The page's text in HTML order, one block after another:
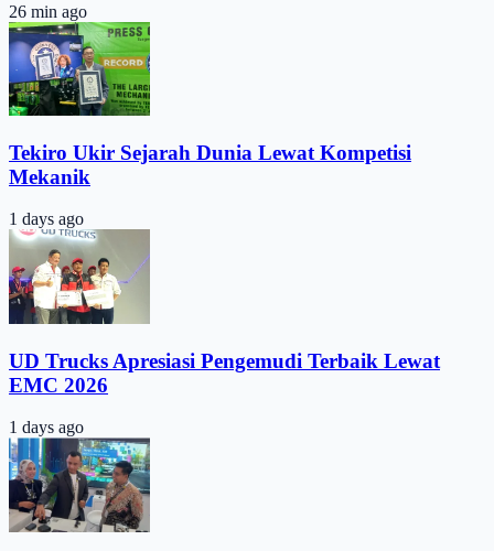
26 min ago
Tekiro Ukir Sejarah Dunia Lewat Kompetisi
Mekanik
1 days ago
UD Trucks Apresiasi Pengemudi Terbaik Lewat
EMC 2026
1 days ago